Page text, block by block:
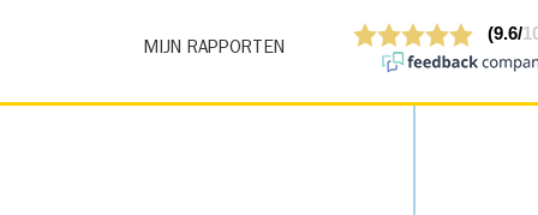
MIJN RAPPORTEN